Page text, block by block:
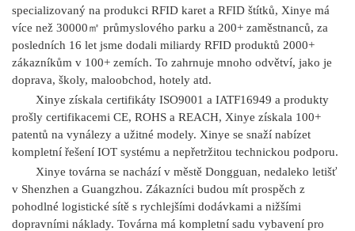
specializovaný na produkci RFID karet a RFID štítků, Xinye má
více než 30000㎡ průmyslového parku a 200+ zaměstnanců, za
posledních 16 let jsme dodali miliardy RFID produktů 2000+
zákazníkům v 100+ zemích. To zahrnuje mnoho odvětví, jako je
doprava, školy, maloobchod, hotely atd.
Xinye získala certifikáty ISO9001 a IATF16949 a produkty
prošly certifikacemi CE, ROHS a REACH, Xinye získala 100+
patentů na vynálezy a užitné modely. Xinye se snaží nabízet
kompletní řešení IOT systému a nepřetržitou technickou podporu.
Xinye továrna se nachází v městě Dongguan, nedaleko letišť
v Shenzhen a Guangzhou. Zákazníci budou mít prospěch z
pohodlné logistické sítě s rychlejšími dodávkami a nižšími
dopravními náklady. Továrna má kompletní sadu vybavení pro